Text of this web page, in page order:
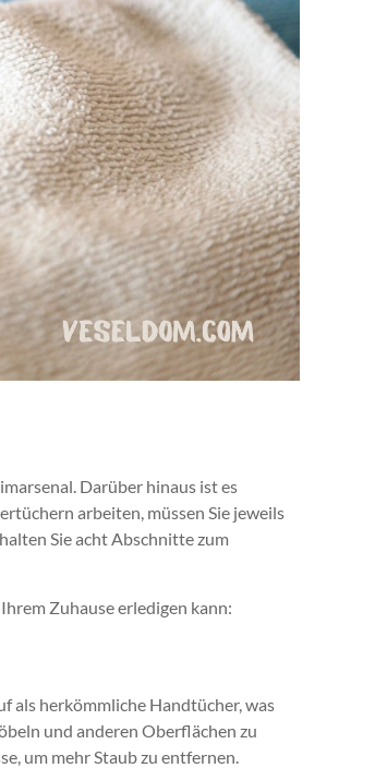
Darüber hinaus ist es
arbeiten, müssen Sie jeweils
Sie acht Abschnitte zum
Zuhause erledigen kann:
als herkömmliche Handtücher, was
und anderen Oberflächen zu
um mehr Staub zu entfernen.